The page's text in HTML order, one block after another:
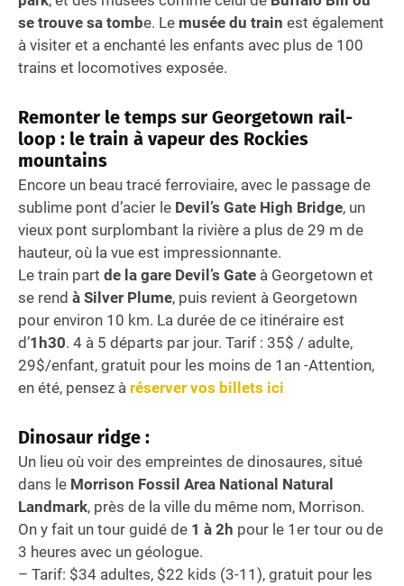
se trouve sa tombe. Le musée du train est également
à visiter et a enchanté les enfants avec plus de 100
trains et locomotives exposée.
Remonter le temps sur Georgetown rail-
loop : le train à vapeur des Rockies
mountains
Encore un beau tracé ferroviaire, avec le passage de
sublime pont d’acier le Devil’s Gate High Bridge, un
vieux pont surplombant la rivière a plus de 29 m de
hauteur, où la vue est impressionnante.
Le train part de la gare Devil’s Gate à Georgetown et
se rend à Silver Plume, puis revient à Georgetown
pour environ 10 km. La durée de ce itinéraire est
d’1h30. 4 à 5 départs par jour. Tarif : 35$ / adulte,
29$/enfant, gratuit pour les moins de 1an -Attention,
en été, pensez à réserver vos billets ici
Dinosaur ridge :
Un lieu où voir des empreintes de dinosaures, situé
dans le Morrison Fossil Area National Natural
Landmark, près de la ville du même nom, Morrison.
On y fait un tour guidé de 1 à 2h pour le 1er tour ou de
3 heures avec un géologue.
– Tarif: $34 adultes, $22 kids (3-11), gratuit pour les